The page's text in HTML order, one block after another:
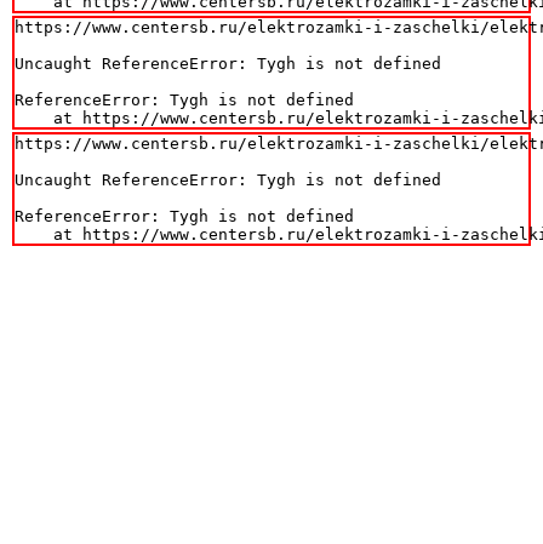
https://www.centersb.ru/elektrozamki-i-zaschelki/
Uncaught ReferenceError: Tygh is not defined
ReferenceError: Tygh is not defined
at https://www.centersb.ru/elektrozamki-i-
https://www.centersb.ru/elektrozamki-i-zaschelki/
Uncaught ReferenceError: Tygh is not defined
ReferenceError: Tygh is not defined
at https://www.centersb.ru/elektrozamki-i-